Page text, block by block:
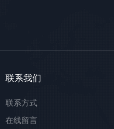
联系我们
联系方式
在线留言